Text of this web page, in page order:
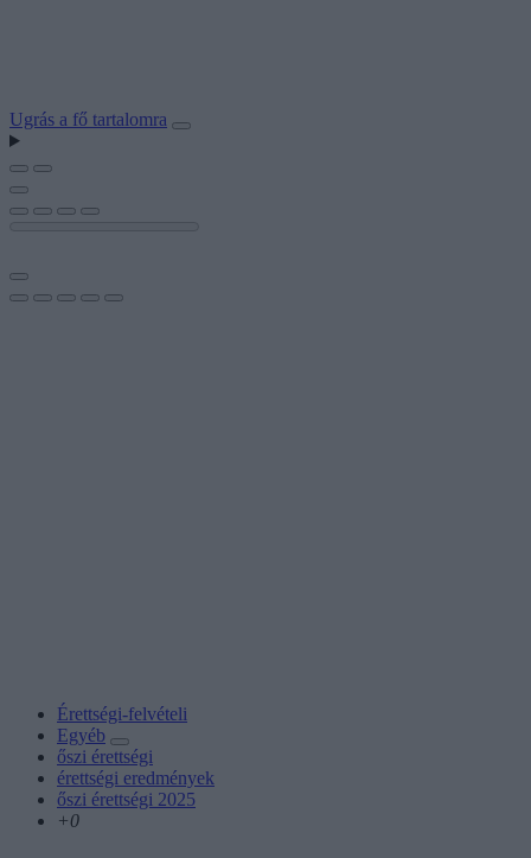
Ugrás a fő tartalomra
Érettségi-felvételi
Egyéb
őszi érettségi
érettségi eredmények
őszi érettségi 2025
+0